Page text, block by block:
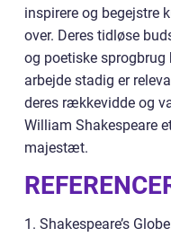
inspirere og begejstre
over. Deres tidløse
og poetiske sprogbrug
arbejde stadig er
deres rækkevidde og
William Shakespeare
majestæt.
1. Shakespeare’s